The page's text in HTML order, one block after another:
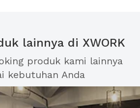
lainnya di XWORK
produk kami lainnya
kebutuhan Anda